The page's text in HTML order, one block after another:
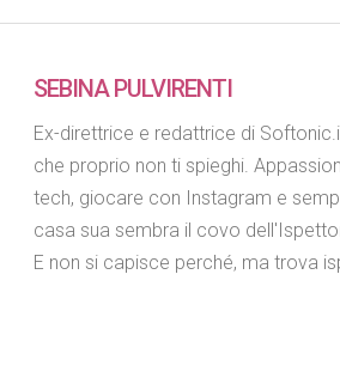
SEBINA PULVIRENTI
Ex-direttrice e redattrice di
che proprio non ti spieghi.
tech, giocare con Instagram e
casa sua sembra il covo
E non si capisce perché, ma trova